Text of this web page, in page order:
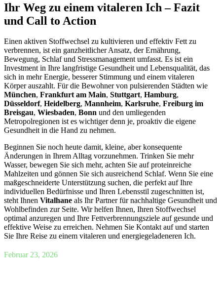
Ihr Weg zu einem vitaleren Ich – Fazit
und Call to Action
Einen aktiven Stoffwechsel zu kultivieren und effektiv Fett zu
verbrennen, ist ein ganzheitlicher Ansatz, der Ernährung,
Bewegung, Schlaf und Stressmanagement umfasst. Es ist ein
Investment in Ihre langfristige Gesundheit und Lebensqualität, das
sich in mehr Energie, besserer Stimmung und einem vitaleren
Körper auszahlt. Für die Bewohner von pulsierenden Städten wie
München, Frankfurt am Main, Stuttgart, Hamburg,
Düsseldorf, Heidelberg, Mannheim, Karlsruhe, Freiburg im
Breisgau, Wiesbaden, Bonn und den umliegenden
Metropolregionen ist es wichtiger denn je, proaktiv die eigene
Gesundheit in die Hand zu nehmen.
Beginnen Sie noch heute damit, kleine, aber konsequente
Änderungen in Ihrem Alltag vorzunehmen. Trinken Sie mehr
Wasser, bewegen Sie sich mehr, achten Sie auf proteinreiche
Mahlzeiten und gönnen Sie sich ausreichend Schlaf. Wenn Sie eine
maßgeschneiderte Unterstützung suchen, die perfekt auf Ihre
individuellen Bedürfnisse und Ihren Lebensstil zugeschnitten ist,
steht Ihnen Vitalhane als Ihr Partner für nachhaltige Gesundheit und
Wohlbefinden zur Seite. Wir helfen Ihnen, Ihren Stoffwechsel
optimal anzuregen und Ihre Fettverbrennungsziele auf gesunde und
effektive Weise zu erreichen. Nehmen Sie Kontakt auf und starten
Sie Ihre Reise zu einem vitaleren und energiegeladeneren Ich.
Februar 23, 2026